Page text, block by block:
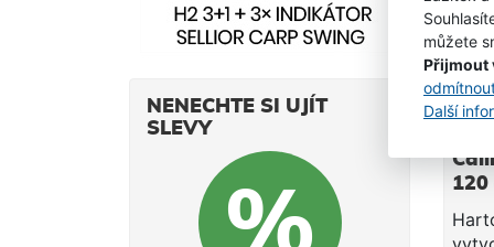
můžete
Přijmout
Další
NENECHTE SI UJÍT
SLEVY
o
120